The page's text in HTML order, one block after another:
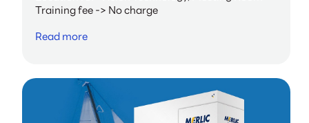
Training fee -> No charge
Read more